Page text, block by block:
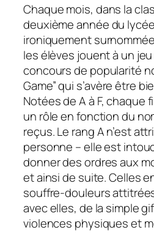
Chaque mois, dans la
deuxième année du
ironiquement surnommée
les élèves jouent à un
concours de popularité
Game” qui s’avère être
Notées de A à F, chaque
un rôle en fonction du
reçus. Le rang A n’est
personne – elle est
donner des ordres aux
et ainsi de suite. Celles
souffre-douleurs
avec elles, de la simple
violences physiques et